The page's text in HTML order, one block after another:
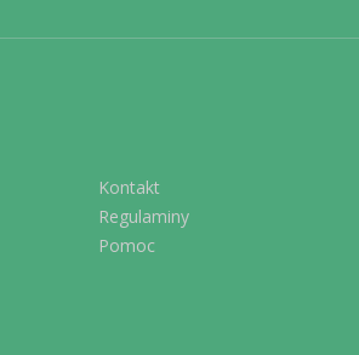
Kontakt
Regulaminy
Pomoc